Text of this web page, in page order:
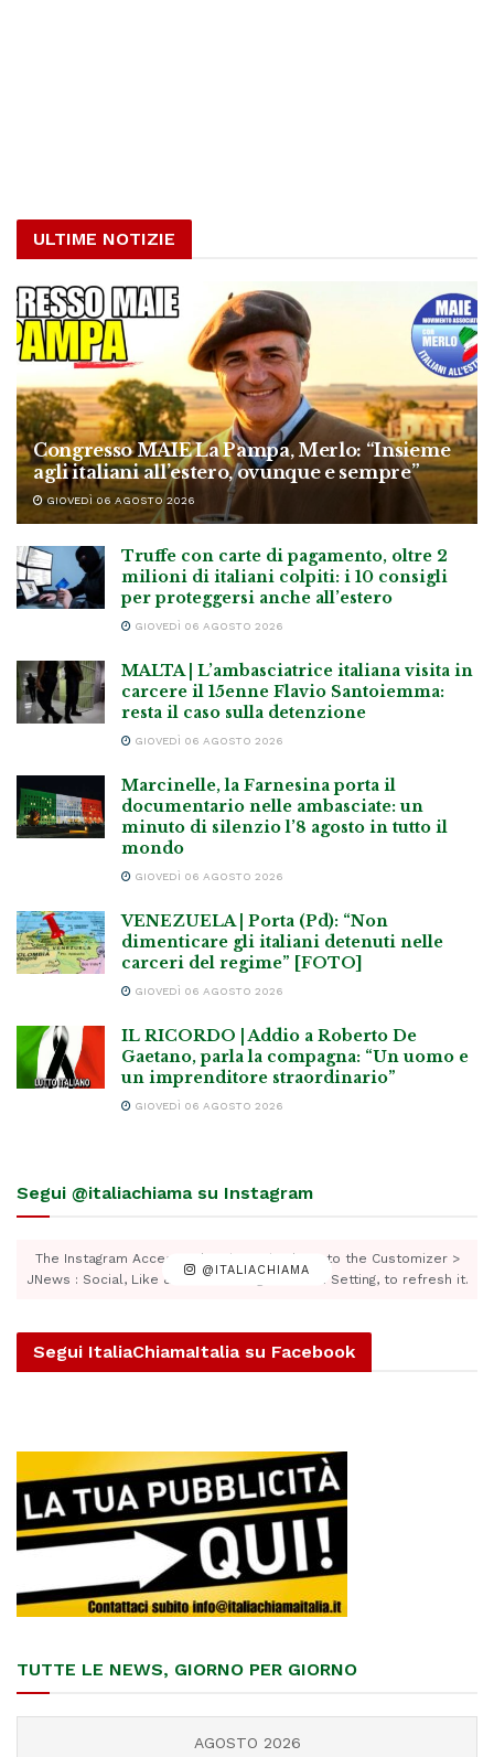
ULTIME NOTIZIE
Congresso MAIE La Pampa, Merlo: “Insieme
agli italiani all’estero, ovunque e sempre”
GIOVEDÌ 06 AGOSTO 2026
Truffe con carte di pagamento, oltre 2
milioni di italiani colpiti: i 10 consigli
per proteggersi anche all’estero
GIOVEDÌ 06 AGOSTO 2026
MALTA | L’ambasciatrice italiana visita in
carcere il 15enne Flavio Santoiemma:
resta il caso sulla detenzione
GIOVEDÌ 06 AGOSTO 2026
Marcinelle, la Farnesina porta il
documentario nelle ambasciate: un
minuto di silenzio l’8 agosto in tutto il
mondo
GIOVEDÌ 06 AGOSTO 2026
VENEZUELA | Porta (Pd): “Non
dimenticare gli italiani detenuti nelle
carceri del regime” [FOTO]
GIOVEDÌ 06 AGOSTO 2026
IL RICORDO | Addio a Roberto De
Gaetano, parla la compagna: “Un uomo e
un imprenditore straordinario”
GIOVEDÌ 06 AGOSTO 2026
Segui @italiachiama su Instagram
@ITALIACHIAMA
The Instagram Access Token is expired, Go to the Customizer >
JNews : Social, Like & View > Instagram Feed Setting, to refresh it.
Segui ItaliaChiamaItalia su Facebook
TUTTE LE NEWS, GIORNO PER GIORNO
AGOSTO 2026